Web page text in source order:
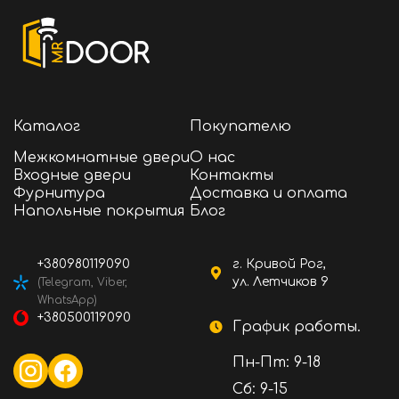
дверь станет акцентом в вашем интерьере,
придавая ему элегантность и современный
вид.
Кривой Рог, Киев, Днепр, Львов, Одессу,
Запорожье, Чернигов. Они отлично подойдут
для установки в любом помещении, включая
ванные комнаты и санузлы, благодаря своим
прочным и влагостойким свойствам.
Каталог
Межкомнатные двери
Входные двери
Фурнитура
Напольные покрытия
Покупателю
О нас
Контакты
Доставка и оплата
Блог
г. Кривой Рог,
ул. Летчиков 9
График работы.
Пн-Пт: 9-18
Сб: 9-15
+380980119090
(Telegram, Viber,
WhatsApp)
+380500119090